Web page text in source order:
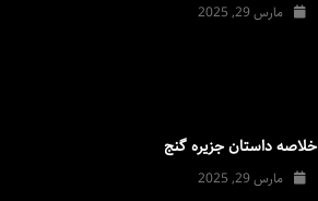
مارس 29, 2025
خلاصه داستان جزیره گنج
مارس 29, 2025